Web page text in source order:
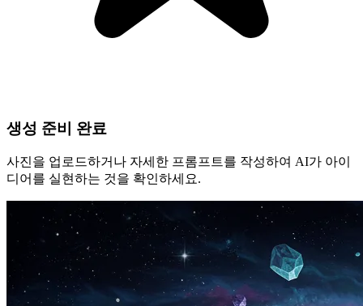
생성 준비 완료
사진을 업로드하거나 자세한 프롬프트를 작성하여 AI가 아이
디어를 실현하는 것을 확인하세요.